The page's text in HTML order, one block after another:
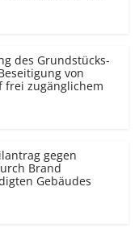
des Grundstücks­
von
zugänglichem
gegen
Brand
Gebäudes